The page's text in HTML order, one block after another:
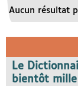
Aucun résultat
Le
bientôt